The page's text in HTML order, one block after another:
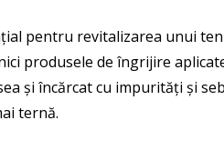
pentru revitalizarea unui
produsele de îngrijire
și încărcat cu impurități și
ternă.